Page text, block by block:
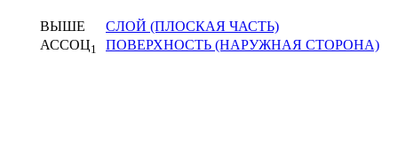
ВЫШЕ
СЛОЙ (ПЛОСКАЯ ЧАСТЬ)
АССОЦ1 ПОВЕРХНОСТЬ (НАРУЖНАЯ СТОРОНА)